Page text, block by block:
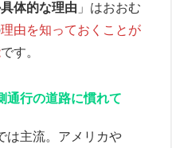
体的な理由 」はおおむ
理由を知っておくことが
です。
通行の道路に慣れて
は主流。アメリカや